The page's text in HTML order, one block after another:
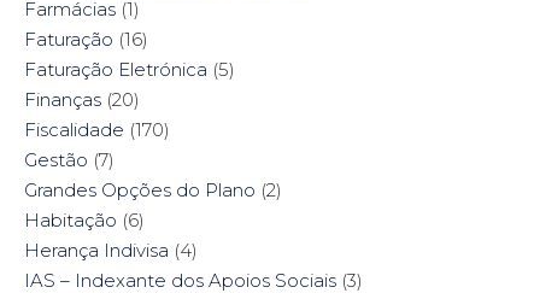
Farmácias (1)
Faturação (16)
Faturação Eletrónica (5)
Finanças (20)
Fiscalidade (170)
Gestão (7)
Grandes Opções do Plano (2)
Habitação (6)
Herança Indivisa (4)
IAS – Indexante dos Apoios Sociais (3)